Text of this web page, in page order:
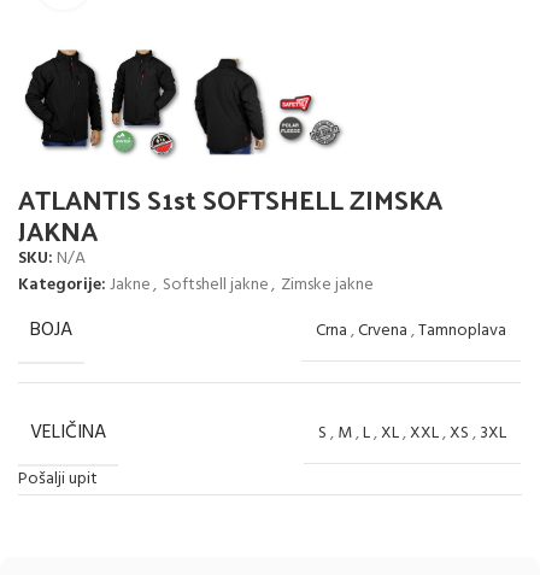
ATLANTIS S1st SOFTSHELL ZIMSKA
JAKNA
SKU: N/A
Kategorije:Jakne, Softshell jakne, Zimske jakne
BOJA Crna,Crvena,Tamnoplava
VELIČINA S,M,L,XL,XXL,XS,3XL
Pošalji upit